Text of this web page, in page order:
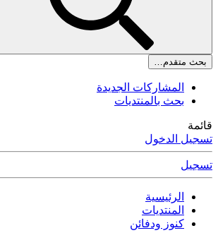
بحث متقدم…
المشاركات الجديدة
بحث بالمنتديات
قائمة
تسجيل الدخول
تسجيل
الرئيسية
المنتديات
كنوز ودفائن